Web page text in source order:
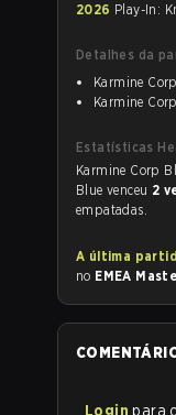
2026 Play-In:
Detalhes da
Karmine
Karmine
Estatísticas
Blue venceu 2
empatadas.
A última
no EMEA
Login para